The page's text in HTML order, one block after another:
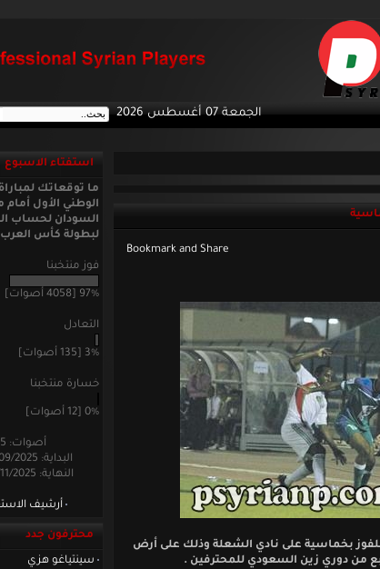
الجمعة 07 أغسطس 2026
للفوز بخماسية على نادي الشعلة وذلك على أرض
من دوري زين السعودي للمحترفين .
استفتاء الاسبوع
ما توقعاتك
الوطني الأول
السودان لحساب
لبطولة كأس
فوز منتخبنا
97% [4058 أصوات]
التعادل
3% [135 أصوات]
خسارة منتخبنا
0% [12 أصوات]
أصوات: 4205
البداية: 22/09/2025 23:31
النهاية: 24/11/2025 20:50
أرشيف
محترفون جدد
سينتياغو هزي